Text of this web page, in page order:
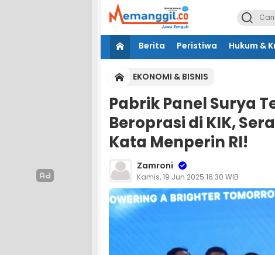
Berita Peristiwa Hukum &
EKONOMI & BISNIS
Pabrik Panel Surya
Beroprasi di KIK,
Kata Menperin RI!
Zamroni
Kamis, 19 Jun 2025 16:30 WIB